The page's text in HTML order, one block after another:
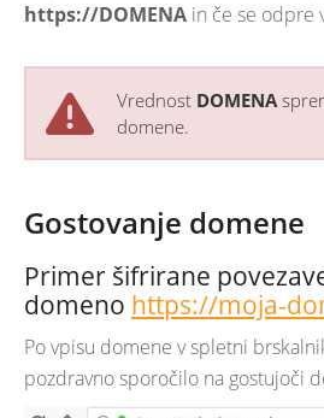
https://DOMENA in če se odpre
Vrednost DOMENA
domene.
Gostovanje domene
Primer šifrirane
domeno https://moja-
Po vpisu domene v spletni
pozdravno sporočilo na gostujoči